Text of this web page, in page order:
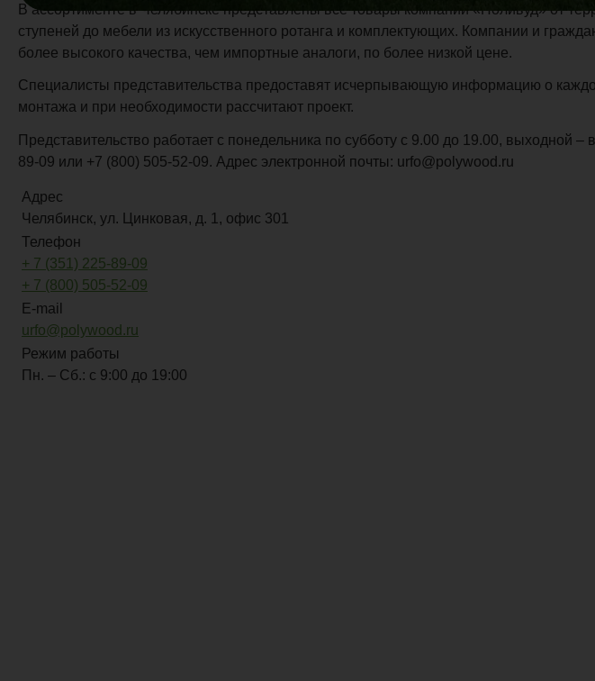
В ассортименте в Челябинске представлены все товары компании «Поливуд» от
ступеней до мебели из искусственного ротанга и комплектующих. Компании и
более высокого качества, чем импортные аналоги, по более низкой цене.
Специалисты представительства предоставят исчерпывающую информацию о
монтажа и при необходимости рассчитают проект.
Представительство работает с понедельника по субботу с 9.00 до 19.00, выходной
89-09 или +7 (800) 505-52-09. Адрес электронной почты: urfo@polywood.ru
Адрес
Челябинск, ул. Цинковая, д. 1, офис 301
Телефон
+ 7 (351) 225-89-09
+ 7 (800) 505-52-09
E-mail
urfo@polywood.ru
Режим работы
Пн. – Сб.: с 9:00 до 19:00